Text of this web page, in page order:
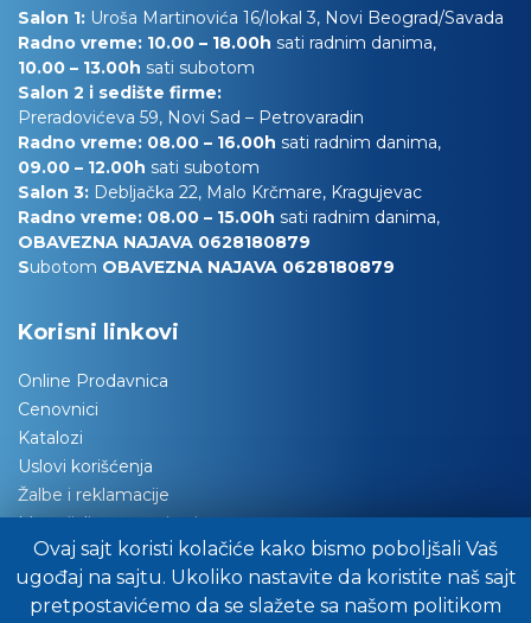
Ovaj sajt koristi kolačiće kako bismo poboljšali Vaš
ugođaj na sajtu. Ukoliko nastavite da koristite naš sajt
pretpostavićemo da se slažete sa našom politikom
Salon 1: Uroša Martinovića 16/lokal 3, Novi Beograd/Savada
Radno vreme: 10.00 – 18.00h sati radnim danima,
10.00 – 13.00h sati subotom
Salon 2 i sedište firme:
Preradovićeva 59, Novi Sad – Petrovaradin
Radno vreme: 08.00 – 16.00h sati radnim danima,
09.00 – 12.00h sati subotom
Salon 3: Debljačka 22, Malo Krčmare, Kragujevac
Radno vreme: 08.00 – 15.00h sati radnim danima,
OBAVEZNA NAJAVA 0628180879
Subotom OBAVEZNA NAJAVA 0628180879
Korisni linkovi
Online Prodavnica
Cenovnici
Katalozi
Uslovi korišćenja
Žalbe i reklamacije
Materijali za tapaciranje
Održavanje nameštaja
Važna obaveštenja
Preuzimanje robe